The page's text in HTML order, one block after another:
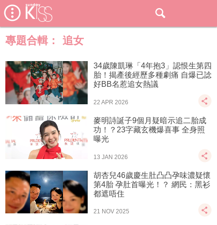
專題合輯： 追女
34歲陳凱琳「4年抱3」認恨生第四
胎！揭產後經歷多種劇痛 自爆已諗
好BB名惹追女熱議
22 APR 2026
麥明詩誕子9個月疑暗示追二胎成
功！？23字藏玄機爆喜事 全身照
曝光
13 JAN 2026
胡杏兒46歲慶生肚凸凸孕味濃疑懷
第4胎 孕肚首曝光！？ 網民：黑衫
都遮唔住
21 NOV 2025